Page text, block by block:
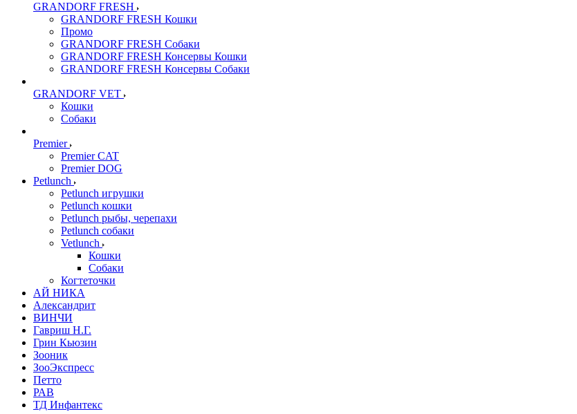
GRANDORF FRESH
GRANDORF FRESH Кошки
Промо
GRANDORF FRESH Собаки
GRANDORF FRESH Консервы Кошки
GRANDORF FRESH Консервы Собаки
GRANDORF VET
Кошки
Собаки
Premier
Premier CAT
Premier DOG
Petlunch
Petlunch игрушки
Petlunch кошки
Petlunch рыбы, черепахи
Petlunch собаки
Vetlunch
Кошки
Собаки
Когтеточки
АЙ НИКА
Александрит
ВИНЧИ
Гавриш Н.Г.
Грин Кьюзин
Зооник
ЗооЭкспресс
Петто
РАВ
ТД Инфантекс